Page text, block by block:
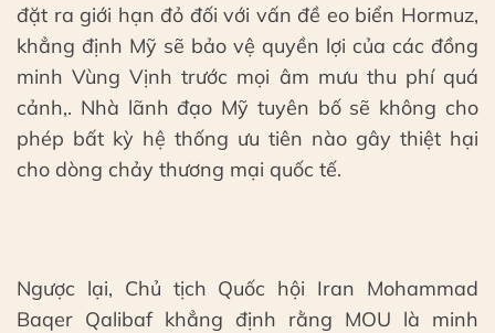
đặt ra giới hạn đỏ đối với vấn đề eo biển Hormuz,
khẳng định Mỹ sẽ bảo vệ quyền lợi của các đồng
minh Vùng Vịnh trước mọi âm mưu thu phí quá
cảnh,. Nhà lãnh đạo Mỹ tuyên bố sẽ không cho
phép bất kỳ hệ thống ưu tiên nào gây thiệt hại
cho dòng chảy thương mại quốc tế.
Ngược lại, Chủ tịch Quốc hội Iran Mohammad
Baqer Qalibaf khẳng định rằng MOU là minh